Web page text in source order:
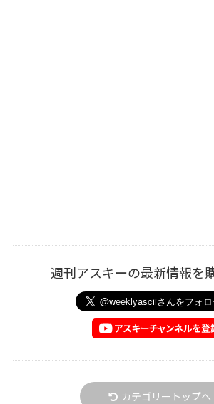
週刊アスキーの最新情報を
カテゴリートップへ